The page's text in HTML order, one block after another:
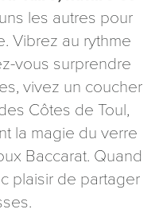
les autres pour
Vibrez au rythme
vous surprendre
vivez un coucher
Côtes de Toul,
la magie du verre
Baccarat. Quand
plaisir de partager